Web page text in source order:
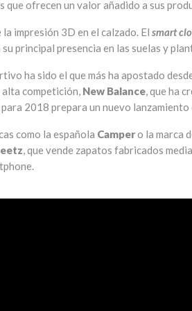
que ofrecen un valor añadido a sus
impresión 3D en el calzado. El smart
principal presencia en las suelas y
ha sido el que más ha apostado
competición, New Balance, que ha
para 2018 prepara un nuevo
como la española Campero la marca
, que vende zapatos fabricados